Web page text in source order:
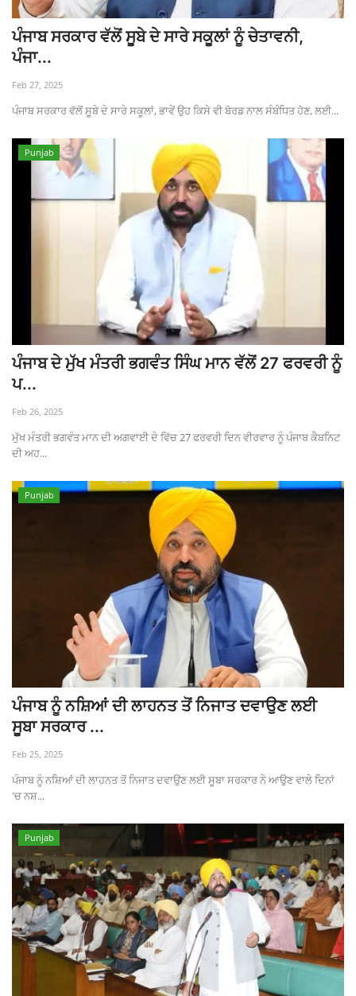
ਪੰਜਾਬ ਸਰਕਾਰ ਵੱਲੋਂ ਸੂਬੇ ਦੇ ਸਾਰੇ ਸਕੂਲਾਂ ਨੂੰ ਚੇਤਾਵਨੀ,
ਪੰਜਾ...
Feb 27, 2025
ਪੰਜਾਬ ਸਰਕਾਰ ਵੱਲੋਂ ਸੂਬੇ ਦੇ ਸਾਰੇ ਸਕੂਲਾਂ, ਭਾਵੇਂ ਉਹ ਕਿਸੇ ਵੀ ਬੋਰਡ ਨਾਲ ਸੰਬੰਧਿਤ ਹੋਣ, ਲਈ...
Punjab
ਪੰਜਾਬ ਦੇ ਮੁੱਖ ਮੰਤਰੀ ਭਗਵੰਤ ਸਿੰਘ ਮਾਨ ਵੱਲੋਂ 27 ਫਰਵਰੀ ਨੂੰ
ਪ...
Feb 26, 2025
ਮੁੱਖ ਮੰਤਰੀ ਭਗਵੰਤ ਮਾਨ ਦੀ ਅਗਵਾਈ ਦੇ ਵਿੱਚ 27 ਫਰਵਰੀ ਦਿਨ ਵੀਰਵਾਰ ਨੂੰ ਪੰਜਾਬ ਕੈਬਨਿਟ
ਦੀ ਅਹ...
Punjab
ਪੰਜਾਬ ਨੂੰ ਨਸ਼ਿਆਂ ਦੀ ਲਾਹਨਤ ਤੋਂ ਨਿਜਾਤ ਦਵਾਉਣ ਲਈ
ਸੂਬਾ ਸਰਕਾਰ ...
Feb 25, 2025
ਪੰਜਾਬ ਨੂੰ ਨਸ਼ਿਆਂ ਦੀ ਲਾਹਨਤ ਤੋਂ ਨਿਜਾਤ ਦਵਾਉਣ ਲਈ ਸੂਬਾ ਸਰਕਾਰ ਨੇ ਆਉਣ ਵਾਲੇ ਦਿਨਾਂ
'ਚ ਨਸ਼...
Punjab